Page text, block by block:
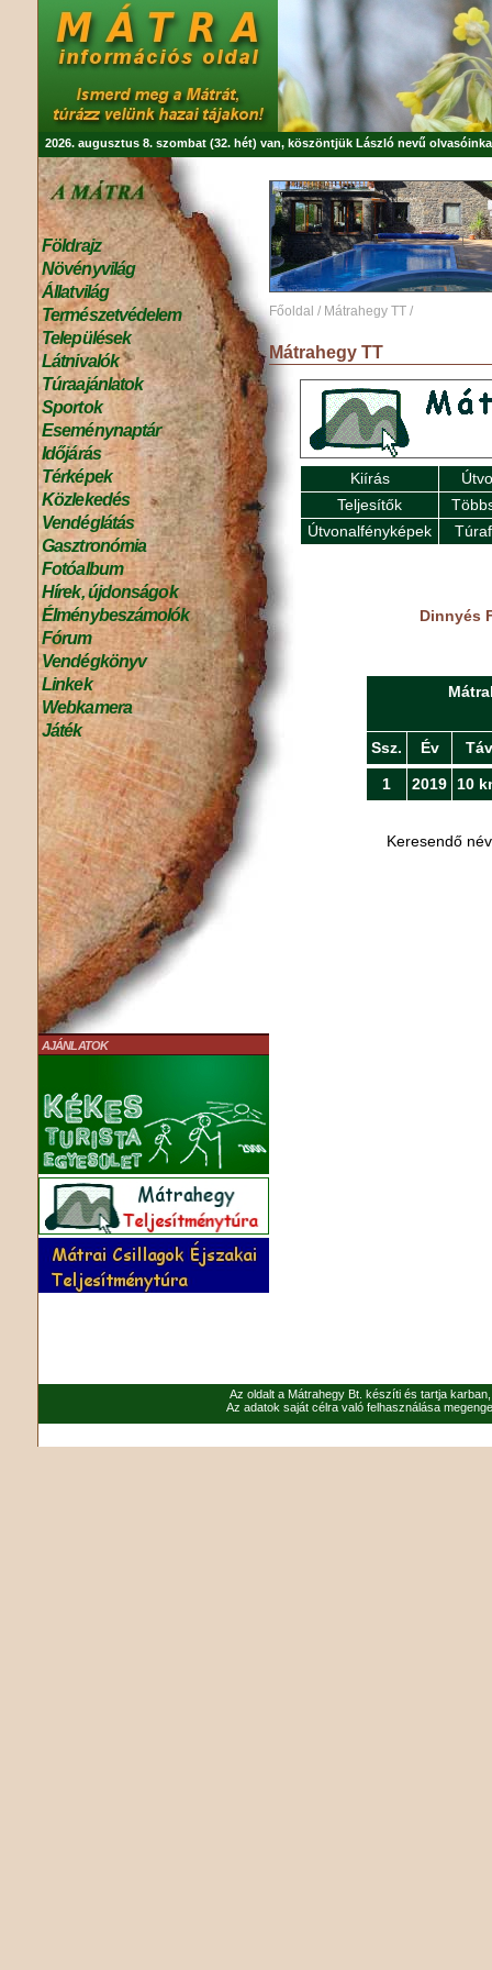
2026. augusztus 8. szombat (32. hét) van, köszöntjük László nevű
Földrajz
Növényvilág
Állatvilág
Természetvédelem
Települések
Látnivalók
Túraajánlatok
Sportok
Eseménynaptár
Időjárás
Térképek
Közlekedés
Vendéglátás
Gasztronómia
Fotóalbum
Hírek, újdonságok
Élménybeszámolók
Fórum
Vendégkönyv
Linkek
Webkamera
Játék
AJÁNLATOK
Főoldal / Mátrahegy TT /
Mátrahegy TT
Kiírás
Teljesítők
Útvonalfényképek
Dinnyés
Ssz. Év Táv
1 2019 10
Keresendő
Az oldalt a Mátrahegy Bt. készíti és tartja
Az adatok saját célra való felhasználása